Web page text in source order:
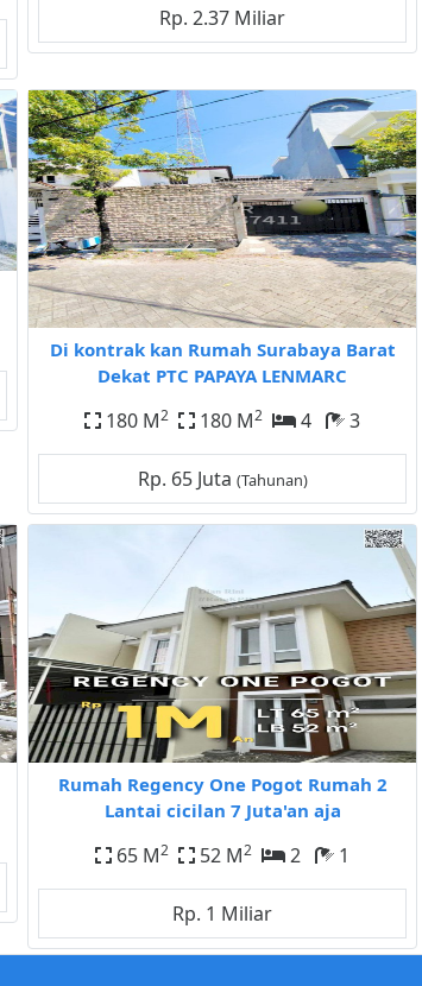
Rp. 2.37 Miliar
Di kontrak kan Rumah Surabaya Barat
Dekat PTC PAPAYA LENMARC
180 M2 180 M2 4 3
Rp. 65 Juta (Tahunan)
Rumah Regency One Pogot Rumah 2
Lantai cicilan 7 Juta'an aja
65 M2 52 M2 2 1
Rp. 1 Miliar